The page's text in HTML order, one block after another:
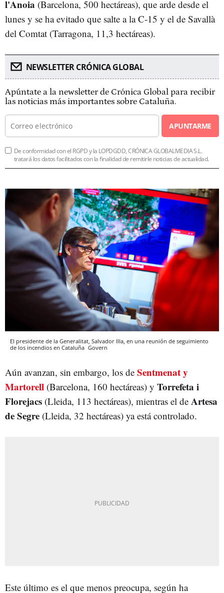
l'Anoia (Barcelona, 500 hectáreas), que arde desde el
lunes y se ha evitado que salte a la C-15 y el de Savallà
del Comtat (Tarragona, 11,3 hectáreas).
NEWSLETTER CRÓNICA GLOBAL
Apúntate a la newsletter de Crónica Global para recibir
las noticias más importantes sobre Cataluña.
APUNTARME
De conformidad con el RGPD y la LOPDGDD, CRÓNICA GLOBALMEDIA S.L.
tratará los datos facilitados con la finalidad de remitirle noticias de actualidad.
El presidente de la Generalitat, Salvador Illa, en una reunión de seguimiento
de los incendios en Cataluña Govern
Aún avanzan, sin embargo, los de Sentmenat y
Martorell (Barcelona, 160 hectáreas) y Torrefeta i
Florejacs (Lleida, 113 hectáreas), mientras el de Artesa
de Segre (Lleida, 32 hectáreas) ya está controlado.
Este último es el que menos preocupa, según ha